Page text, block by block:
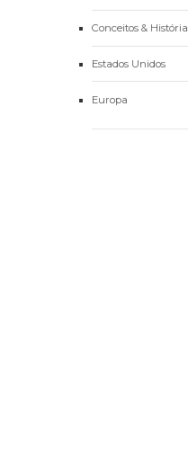
Conceitos & História
Estados Unidos
Europa